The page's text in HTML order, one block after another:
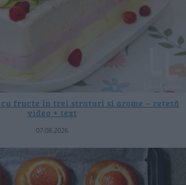
fructe în trei straturi și arome – rețetă
video + text
07.08.2026